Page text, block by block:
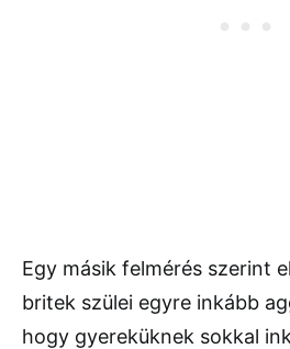
Egy másik felmérés szerint
britek szülei egyre inkább
hogy gyereküknek sokkal